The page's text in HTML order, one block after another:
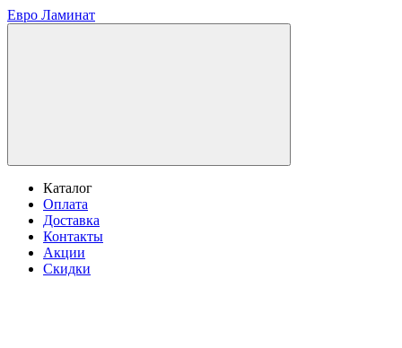
Евро Ламинат
Каталог
Оплата
Доставка
Контакты
Акции
Скидки